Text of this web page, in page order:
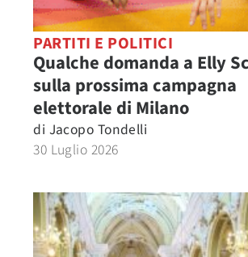
PARTITI E POLITICI
Qualche domanda a Elly
sulla prossima campagna
elettorale di Milano
di Jacopo Tondelli
30 Luglio 2026